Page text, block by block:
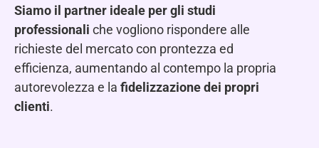
Siamo il partner ideale per gli studi
professionali che vogliono rispondere alle
richieste del mercato con prontezza ed
efficienza, aumentando al contempo la propria
autorevolezza e la fidelizzazione dei propri
clienti.